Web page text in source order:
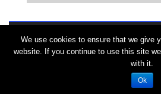
© 2026 Το 10ο το
Όροι Χρήσης schoolpress.sch.gr|
We use cookies to ensure that we give
website. If you continue to use this site
with it.
Ok